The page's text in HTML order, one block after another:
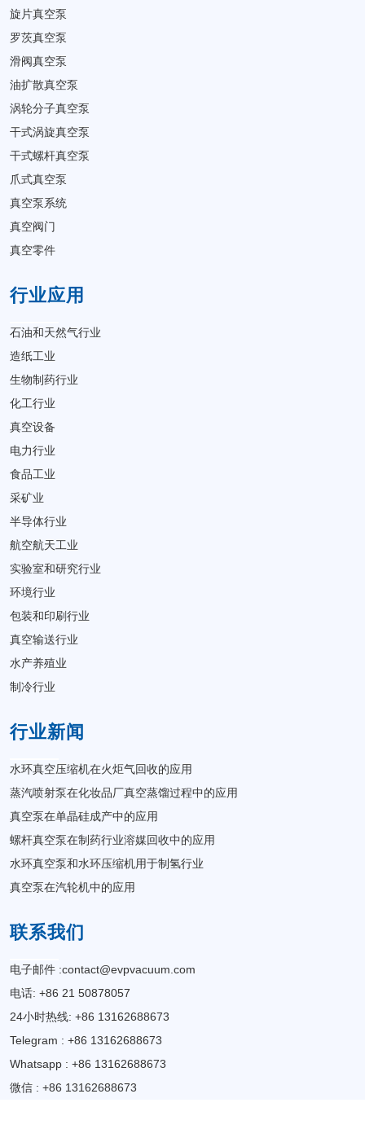
旋片真空泵
罗茨真空泵
滑阀真空泵
油扩散真空泵
涡轮分子真空泵
干式涡旋真空泵
干式螺杆真空泵
爪式真空泵
真空泵系统
真空阀门
真空零件
行业应用
石油和天然气行业
造纸工业
生物制药行业
化工行业
真空设备
电力行业
食品工业
采矿业
半导体行业
航空航天工业
实验室和研究行业
环境行业
包装和印刷行业
真空输送行业
水产养殖业
制冷行业
行业新闻
水环真空压缩机在火炬气回收的应用
蒸汽喷射泵在化妆品厂真空蒸馏过程中的应用
真空泵在单晶硅成产中的应用
螺杆真空泵在制药行业溶媒回收中的应用
水环真空泵和水环压缩机用于制氢行业
真空泵在汽轮机中的应用
联系我们
电子邮件 :contact@evpvacuum.com
电话: +86 21 50878057
24小时热线: +86 13162688673
Telegram : +86 13162688673
Whatsapp : +86 13162688673
微信 : +86 13162688673